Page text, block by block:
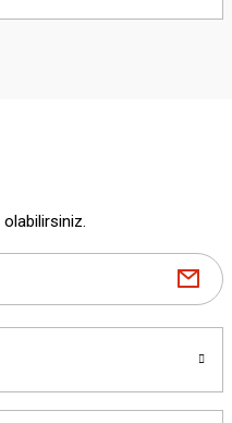
kullanarak tarafımıza